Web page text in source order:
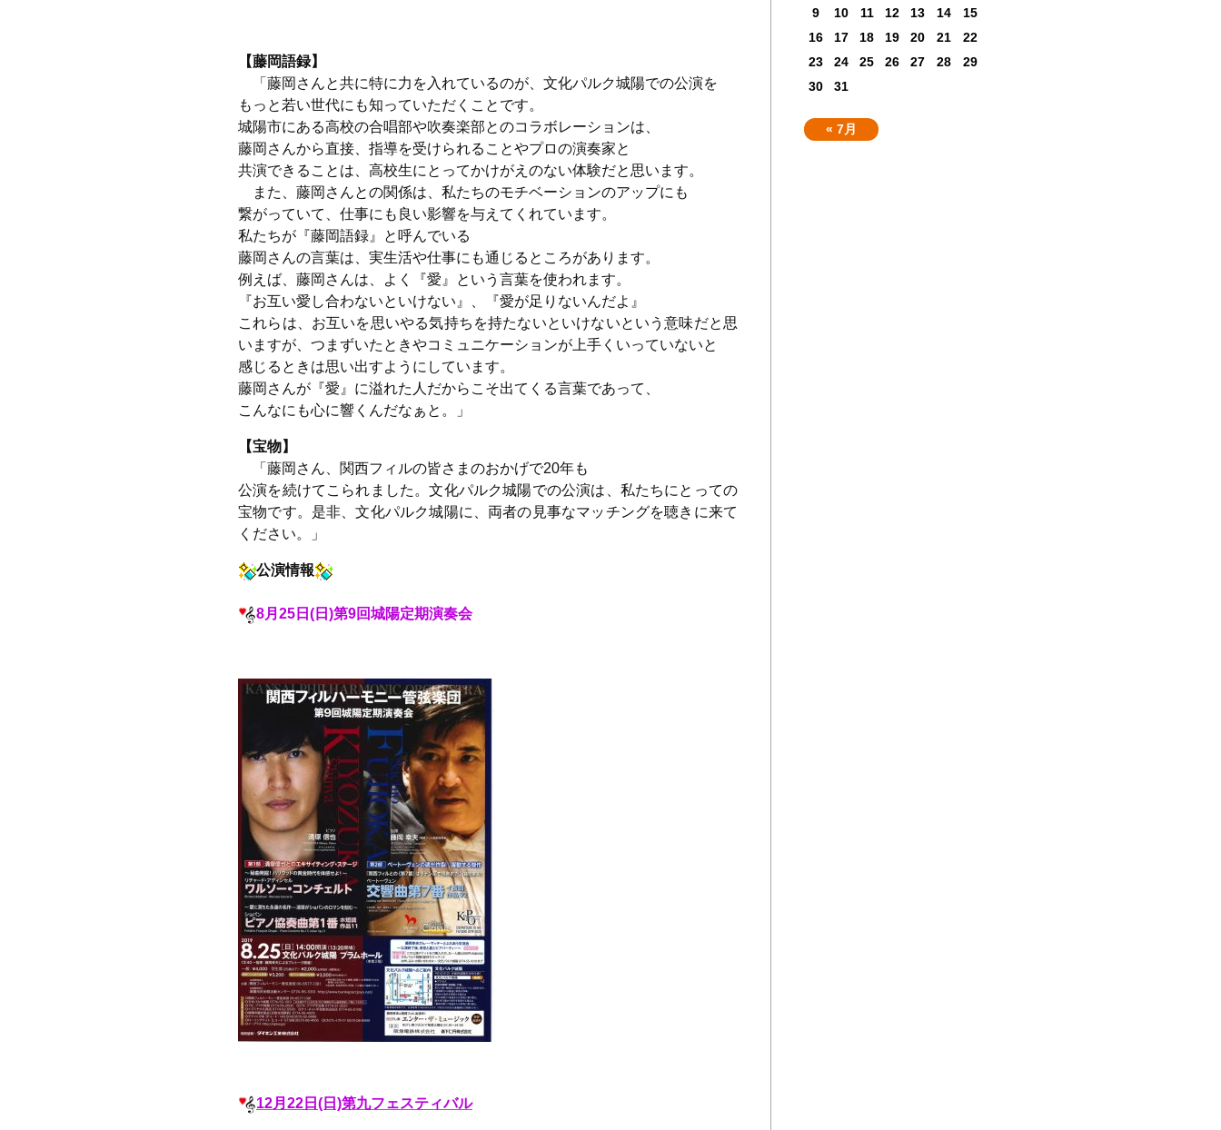
【藤岡語録】
「藤岡さんと共に特に力を入れているのが、文化パルク城陽での公演を
もっと若い世代にも知っていただくことです。
城陽市にある高校の合唱部や吹奏楽部とのコラボレーションは、
藤岡さんから直接、指導を受けられることやプロの演奏家と
共演できることは、高校生にとってかけがえのない体験だと思います。
また、藤岡さんとの関係は、私たちのモチベーションのアップにも
繋がっていて、仕事にも良い影響を与えてくれています。
私たちが『藤岡語録』と呼んでいる
藤岡さんの言葉は、実生活や仕事にも通じるところがあります。
例えば、藤岡さんは、よく『愛』という言葉を使われます。
『お互い愛し合わないといけない』、『愛が足りないんだよ』
これらは、お互いを思いやる気持ちを持たないといけないという意味だと思
いますが、つまずいたときやコミュニケーションが上手くいっていないと
感じるときは思い出すようにしています。
藤岡さんが『愛』に溢れた人だからこそ出てくる言葉であって、
こんなにも心に響くんだなぁと。」
【宝物】
「藤岡さん、関西フィルの皆さまのおかげで20年も
公演を続けてこられました。文化パルク城陽での公演は、私たちにとっての
宝物です。是非、文化パルク城陽に、両者の見事なマッチングを聴きに来て
ください。」
公演情報
8月25日(日)第9回城陽定期演奏会
12月22日(日)第九フェスティバル
« 7月
9
10 11 12 13 14
15
16
17 18 19 20 21
22
23
24 25 26 27 28
29
30
31